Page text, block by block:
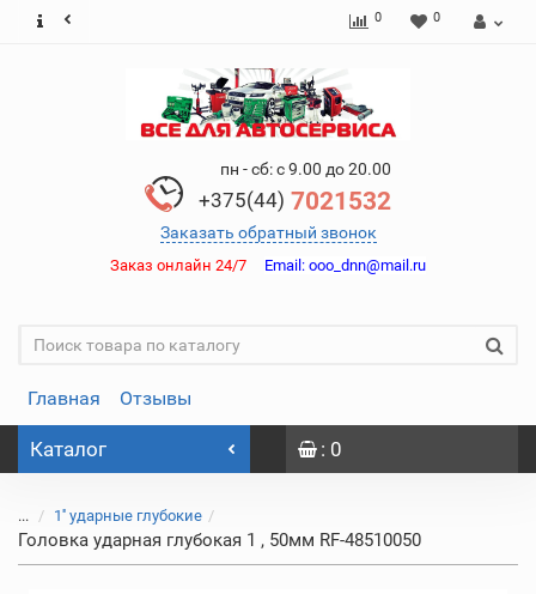
0 0
пн - сб: с 9.00 до 20.00
+375(44) 7021532
Заказать обратный звонок
Заказ онлайн 24/7 Email: ooo_dnn@mail.ru
Главная Отзывы
Каталог : 0
... 1'' ударные глубокие
Головка ударная глубокая 1 , 50мм RF-48510050